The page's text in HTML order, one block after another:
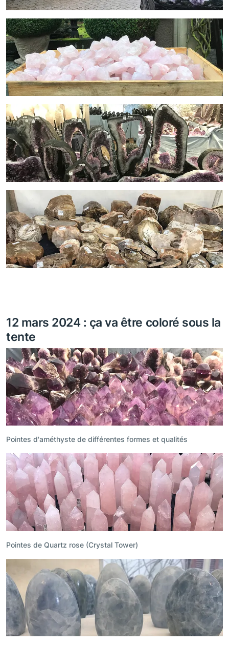
12 mars 2024 : ça va être coloré sous la
tente
Pointes d'améthyste de différentes formes et qualités
Pointes de Quartz rose (Crystal Tower)